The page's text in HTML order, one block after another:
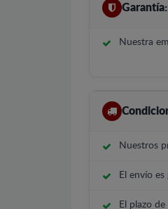
Garantía:
Nuestra
Nuestros
El envío
El plazo